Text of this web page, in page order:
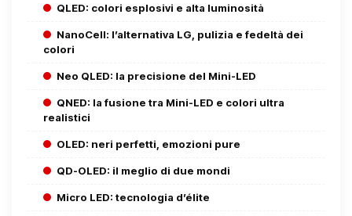
QLED: colori esplosivi e alta luminosità
NanoCell: l’alternativa LG, pulizia e fedeltà dei
colori
Neo QLED: la precisione del Mini-LED
QNED: la fusione tra Mini-LED e colori ultra
realistici
OLED: neri perfetti, emozioni pure
QD-OLED: il meglio di due mondi
Micro LED: tecnologia d’élite